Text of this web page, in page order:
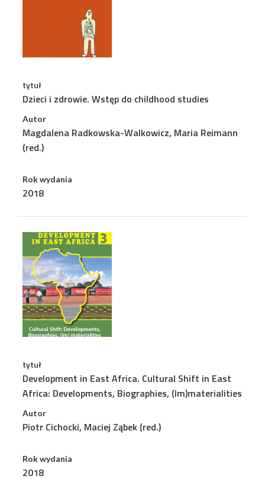
tytuł
Dzieci i zdrowie. Wstęp do childhood studies
Autor
Magdalena Radkowska-Walkowicz, Maria Reimann
(red.)
Rok wydania
2018
tytuł
Development in East Africa. Cultural Shift in East
Africa: Developments, Biographies, (Im)materialities
Autor
Piotr Cichocki, Maciej Ząbek (red.)
Rok wydania
2018